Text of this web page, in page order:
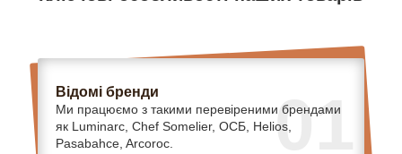
01
Відомі бренди
Ми працюємо з такими перевіреними брендами
як Luminarc, Chef Somelier, ОСБ, Helios,
Pasabahce, Arcoroc.